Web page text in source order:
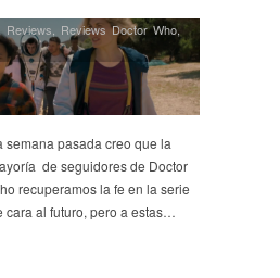
Reviews Reviews Doctor Who,
semana pasada creo que la
de seguidores de Doctor
recuperamos la fe en la serie
cara al futuro, pero a estas…